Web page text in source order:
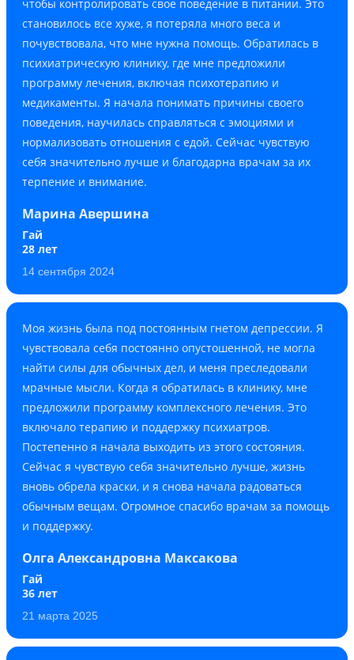
чтобы контролировать свое поведение в питании. Это
становилось все хуже, я потеряла много веса и
почувствовала, что мне нужна помощь. Обратилась в
психиатрическую клинику, где мне предложили
программу лечения, включая психотерапию и
медикаменты. Я начала понимать причины своего
поведения, научилась справляться с эмоциями и
нормализовать отношения с едой. Сейчас чувствую
себя значительно лучше и благодарна врачам за их
терпение и внимание.
Марина Авершина
Гай
28 лет
14 сентября 2024
Моя жизнь была под постоянным гнетом депрессии. Я
чувствовала себя постоянно опустошенной, не могла
найти силы для обычных дел, и меня преследовали
мрачные мысли. Когда я обратилась в клинику, мне
предложили программу комплексного лечения. Это
включало терапию и поддержку психиатров.
Постепенно я начала выходить из этого состояния.
Сейчас я чувствую себя значительно лучше, жизнь
вновь обрела краски, и я снова начала радоваться
обычным вещам. Огромное спасибо врачам за помощь
и поддержку.
Олга Александровна Максакова
Гай
36 лет
21 марта 2025